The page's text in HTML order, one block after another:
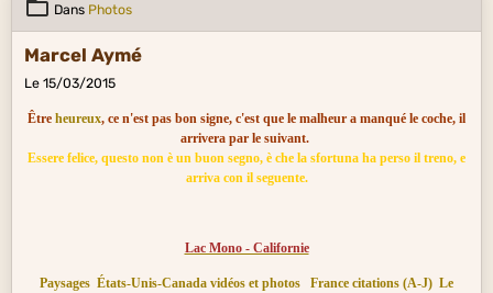
Dans Photos
Marcel Aymé
Le 15/03/2015
Être heureux, ce n'est pas bon signe, c'est que le malheur a manqué le coche, il
arrivera par le suivant.
Essere felice, questo non è un buon segno, è che la sfortuna ha perso il treno, e
arriva con il seguente.
Lac Mono - Californie
Paysages États-Unis-Canada vidéos et photos France citations (A-J) Le